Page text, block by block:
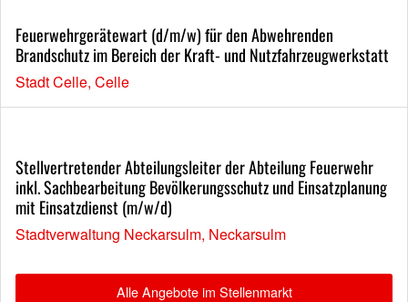
Feuerwehrgerätewart (d/m/w) für den Abwehrenden
Brandschutz im Bereich der Kraft- und Nutzfahrzeugwerkstatt
Stadt Celle, Celle
Stellvertretender Abteilungsleiter der Abteilung Feuerwehr
inkl. Sachbearbeitung Bevölkerungsschutz und Einsatzplanung
mit Einsatzdienst (m/w/d)
Stadtverwaltung Neckarsulm, Neckarsulm
Alle Angebote im Stellenmarkt